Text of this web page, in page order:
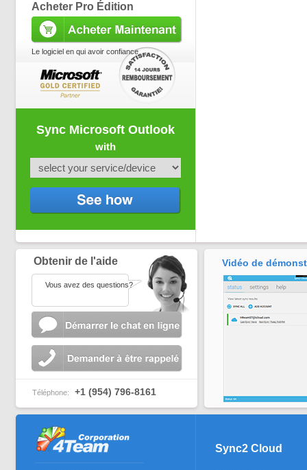
Acheter Pro Édition
Le logiciel en qui avoir confiance
Sync Microsoft Outlook
with
Obtenir de l'aide
Vous avez des questions?
Téléphone: +1 (954) 796-8161
Vidéo de
Sync2 Cloud